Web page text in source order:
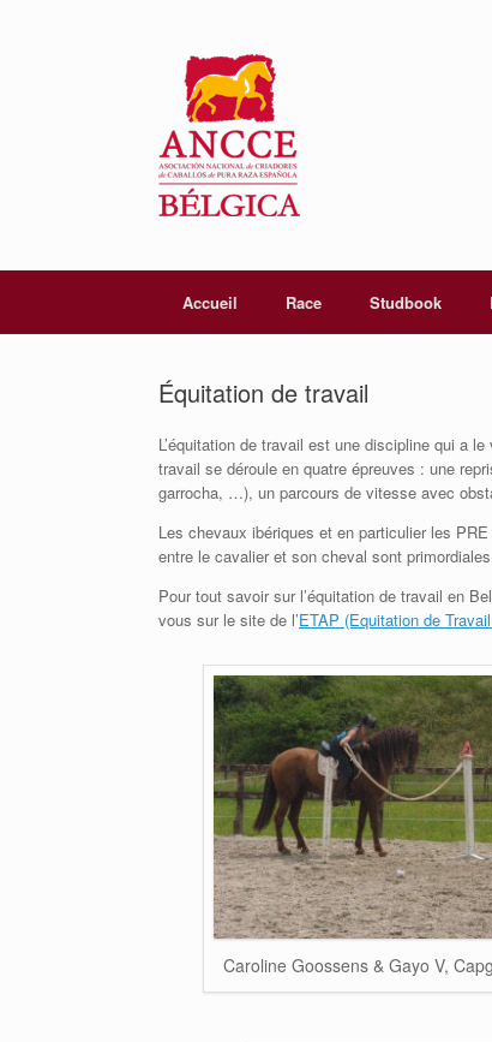
Accueil Race Studbook
Équitation de travail
L’équitation de travail est une discipline qui a
travail se déroule en quatre épreuves : une
garrocha, …), un parcours de vitesse avec
Les chevaux ibériques et en particulier les
entre le cavalier et son cheval sont
Pour tout savoir sur l’équitation de travail en
vous sur le site de l’ETAP (Equitation de
Caroline Goossens & Gayo V,